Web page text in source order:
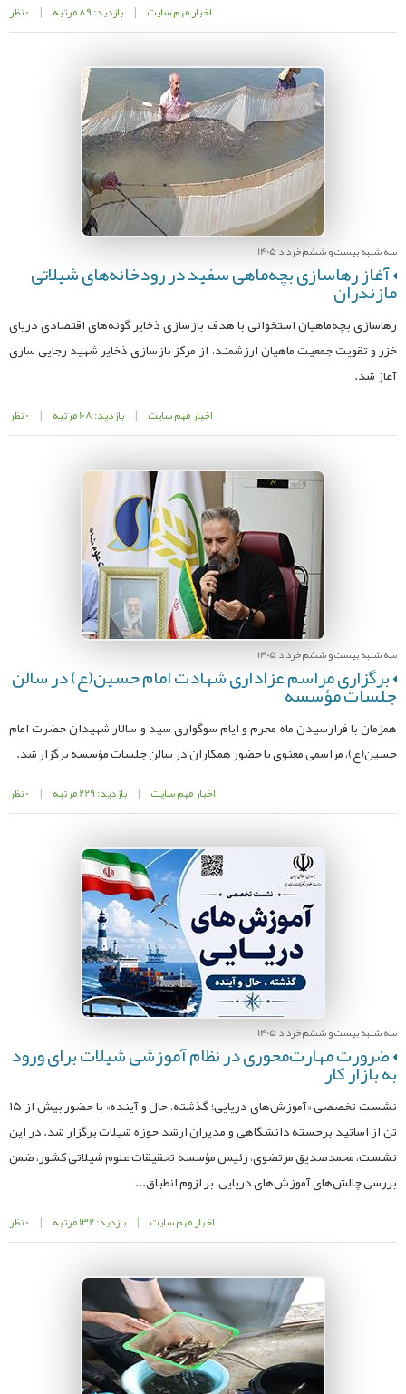
اخبار مهم سایت | بازدید: 89 مرتبه | 0 نظر
سه شنبه بیست و ششم خرداد 1405
آغاز رهاسازی بچه‌ماهی سفید در رودخانه‌های شیلاتی
مازندران
رهاسازی بچه‌ماهیان استخوانی با هدف بازسازی ذخایر گونه‌های اقتصادی دریای
خزر و تقویت جمعیت ماهیان ارزشمند، از مرکز بازسازی ذخایر شهید رجایی ساری
آغاز شد.
اخبار مهم سایت | بازدید: 108 مرتبه | 0 نظر
سه شنبه بیست و ششم خرداد 1405
برگزاری مراسم عزاداری شهادت امام حسین(ع) در سالن
جلسات مؤسسه
همزمان با فرارسیدن ماه محرم و ایام سوگواری سید و سالار شهیدان حضرت امام
حسین(ع)، مراسمی معنوی با حضور همکاران در سالن جلسات مؤسسه برگزار شد.
اخبار مهم سایت | بازدید: 229 مرتبه | 0 نظر
سه شنبه بیست و ششم خرداد 1405
ضرورت مهارت‌محوری در نظام آموزشی شیلات برای ورود
به بازار کار
نشست تخصصی «آموزش‌های دریایی؛ گذشته، حال و آینده» با حضور بیش از ۱۵
تن از اساتید برجسته دانشگاهی و مدیران ارشد حوزه شیلات برگزار شد. در این
نشست، محمدصدیق مرتضوی، رئیس مؤسسه تحقیقات علوم شیلاتی کشور، ضمن
بررسی چالش‌های آموزش‌های دریایی، بر لزوم انطباق...
اخبار مهم سایت | بازدید: 132 مرتبه | 0 نظر